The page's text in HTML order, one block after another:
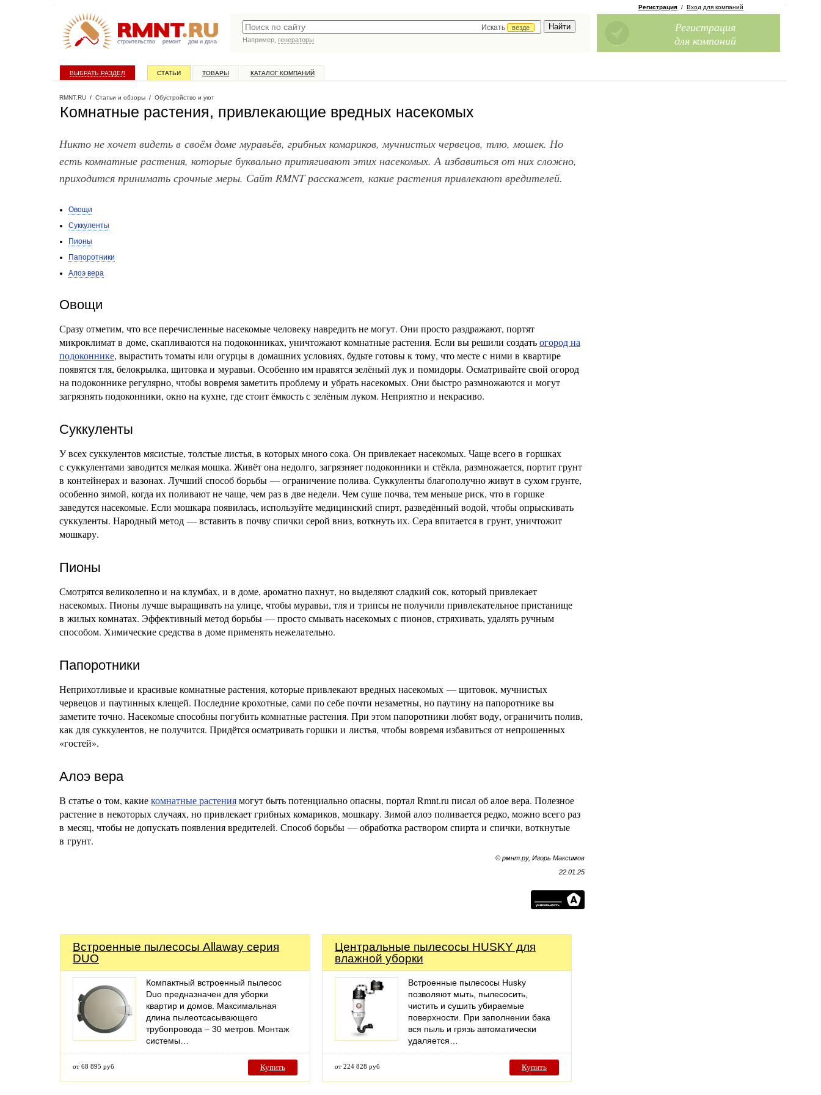
строительство ремонт дом и дача
Искать
везде
Например, генераторы
Регистрация / Вход для компаний
Регистрация
для компаний
ВЫБРАТЬ РАЗДЕЛ СТАТЬИ ТОВАРЫ КАТАЛОГ КОМПАНИЙ
RMNT.RU / Статьи и обзоры / Обустройство и уют
Комнатные растения, привлекающие вредных насекомых
Никто не хочет видеть в своём доме муравьёв, грибных комариков, мучнистых червецов, тлю, мошек. Но
есть комнатные растения, которые буквально притягивают этих насекомых. А избавиться от них сложно,
приходится принимать срочные меры. Сайт RMNT расскажет, какие растения привлекают вредителей.
Овощи
Суккуленты
Пионы
Папоротники
Алоэ вера
Овощи
Сразу отметим, что все перечисленные насекомые человеку навредить не могут. Они просто раздражают, портят
микроклимат в доме, скапливаются на подоконниках, уничтожают комнатные растения. Если вы решили создатьогород на
подоконнике, вырастить томаты или огурцы в домашних условиях, будьте готовы к тому, что месте с ними в квартире
появятся тля, белокрылка, щитовка и муравьи. Особенно им нравятся зелёный лук и помидоры. Осматривайте свой огород
на подоконнике регулярно, чтобы вовремя заметить проблему и убрать насекомых. Они быстро размножаются и могут
загрязнять подоконники, окно на кухне, где стоит ёмкость с зелёным луком. Неприятно и некрасиво.
Суккуленты
У всех суккулентов мясистые, толстые листья, в которых много сока. Он привлекает насекомых. Чаще всего в горшках
с суккулентами заводится мелкая мошка. Живёт она недолго, загрязняет подоконники и стёкла, размножается, портит грунт
в контейнерах и вазонах. Лучший способ борьбы — ограничение полива. Суккуленты благополучно живут в сухом грунте,
особенно зимой, когда их поливают не чаще, чем раз в две недели. Чем суше почва, тем меньше риск, что в горшке
заведутся насекомые. Если мошкара появилась, используйте медицинский спирт, разведённый водой, чтобы опрыскивать
суккуленты. Народный метод — вставить в почву спички серой вниз, воткнуть их. Сера впитается в грунт, уничтожит
мошкару.
Пионы
Смотрятся великолепно и на клумбах, и в доме, ароматно пахнут, но выделяют сладкий сок, который привлекает
насекомых. Пионы лучше выращивать на улице, чтобы муравьи, тля и трипсы не получили привлекательное пристанище
в жилых комнатах. Эффективный метод борьбы — просто смывать насекомых с пионов, стряхивать, удалять ручным
способом. Химические средства в доме применять нежелательно.
Папоротники
Неприхотливые и красивые комнатные растения, которые привлекают вредных насекомых — щитовок, мучнистых
червецов и паутинных клещей. Последние крохотные, сами по себе почти незаметны, но паутину на папоротнике вы
заметите точно. Насекомые способны погубить комнатные растения. При этом папоротники любят воду, ограничить полив,
как для суккулентов, не получится. Придётся осматривать горшки и листья, чтобы вовремя избавиться от непрошенных
«гостей».
Алоэ вера
В статье о том, какиекомнатные растениямогут быть потенциально опасны, портал Rmnt.ru писал об алое вера. Полезное
растение в некоторых случаях, но привлекает грибных комариков, мошкару. Зимой алоэ поливается редко, можно всего раз
в месяц, чтобы не допускать появления вредителей. Способ борьбы — обработка раствором спирта и спички, воткнутые
в грунт.
© рмнт.ру, Игорь Максимов
22.01.25
Встроенные пылесосы Allaway серия
DUO
Компактный встроенный пылесос
Duo предназначен для уборки
квартир и домов. Максимальная
длина пылеотсасывающего
трубопровода – 30 метров. Монтаж
системы…
от 68 895 руб Купить
Центральные пылесосы HUSKY для
влажной уборки
Встроенные пылесосы Husky
позволяют мыть, пылесосить,
чистить и сушить убираемые
поверхности. При заполнении бака
вся пыль и грязь автоматически
удаляется…
от 224 828 руб Купить